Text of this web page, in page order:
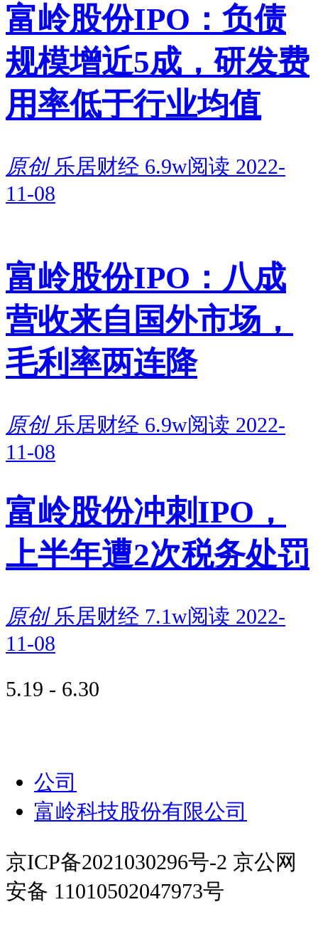
富岭股份IPO：负债
规模增近5成，研发费
用率低于行业均值
原创 乐居财经 6.9w阅读 2022-
11-08
富岭股份IPO：八成
营收来自国外市场，
毛利率两连降
原创 乐居财经 6.9w阅读 2022-
11-08
富岭股份冲刺IPO，
上半年遭2次税务处罚
原创 乐居财经 7.1w阅读 2022-
11-08
5.19 - 6.30
公司
富岭科技股份有限公司
京ICP备2021030296号-2 京公网
安备 11010502047973号